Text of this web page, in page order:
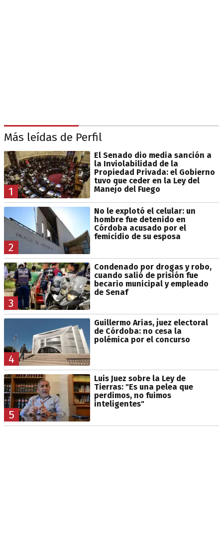
Más leídas de Perfil
1
El Senado dio media sanción a
la Inviolabilidad de la
Propiedad Privada: el Gobierno
tuvo que ceder en la Ley del
Manejo del Fuego
2
No le explotó el celular: un
hombre fue detenido en
Córdoba acusado por el
femicidio de su esposa
3
Condenado por drogas y robo,
cuando salió de prisión fue
becario municipal y empleado
de Senaf
4
Guillermo Arias, juez electoral
de Córdoba: no cesa la
polémica por el concurso
5
Luis Juez sobre la Ley de
Tierras: "Es una pelea que
perdimos, no fuimos
inteligentes"